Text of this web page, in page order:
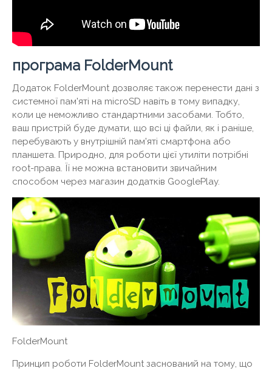
програма FolderMount
Додаток FolderMount дозволяє також перенести дані з
системної пам'яті на microSD навіть в тому випадку,
коли це неможливо стандартними засобами. Тобто,
ваш пристрій буде думати, що всі ці файли, як і раніше,
перебувають у внутрішній пам'яті смартфона або
планшета. Природно, для роботи цієї утиліти потрібні
root-права. Її не можна встановити звичайним
способом через магазин додатків GooglePlay.
FolderMount
Принцип роботи FolderMount заснований на тому, що